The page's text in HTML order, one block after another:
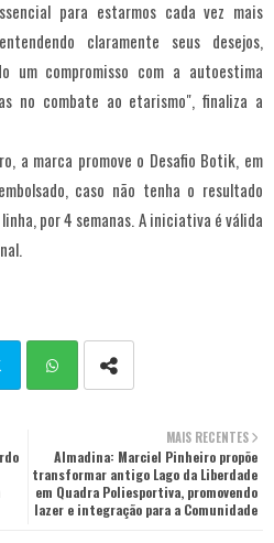
para estarmos cada vez mais
claramente seus desejos,
um compromisso com a autoestima
no combate ao etarismo", finaliza a
a marca promove o Desafio Botik, em
caso não tenha o resultado
por 4 semanas. A iniciativa é válida
tsa
pp
MAIS RECENTES
Almadina: Marciel Pinheiro propõe
transformar antigo Lago da Liberdade
em Quadra Poliesportiva, promovendo
lazer e integração para a Comunidade